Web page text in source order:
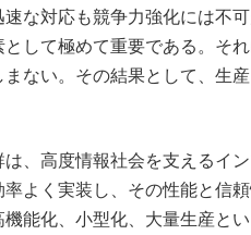
な対応も競争力強化には不
して極めて重要である。そ
ない。その結果として、生
、高度情報社会を支えるイ
よく実装し、その性能と信
能化、小型化、大量生産と